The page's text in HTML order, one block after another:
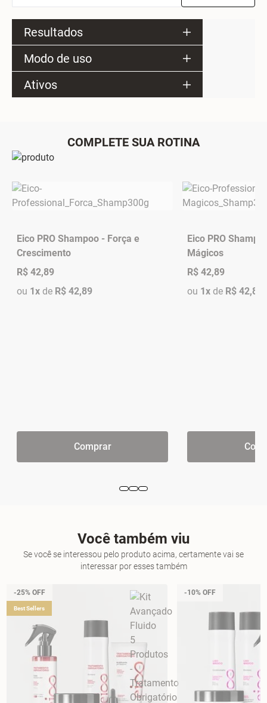
Resultados
Modo de uso
Ativos
COMPLETE SUA ROTINA
Eico PRO Shampoo - Força e
Crescimento
R$ 42,89
ou 1x de R$ 42,89
Comprar
Eico PRO
Mágicos
R$ 42,89
ou 1x de R$ 42,89
Você também viu
Se você se interessou pelo produto acima, certamente vai se
interessar por esses também
-25% OFF
Best Sellers
-10% OFF